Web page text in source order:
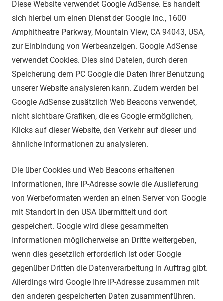
Diese Website verwendet Google AdSense. Es handelt
sich hierbei um einen Dienst der Google Inc., 1600
Amphitheatre Parkway, Mountain View, CA 94043, USA,
zur Einbindung von Werbeanzeigen. Google AdSense
verwendet Cookies. Dies sind Dateien, durch deren
Speicherung dem PC Google die Daten Ihrer Benutzung
unserer Website analysieren kann. Zudem werden bei
Google AdSense zusätzlich Web Beacons verwendet,
nicht sichtbare Grafiken, die es Google ermöglichen,
Klicks auf dieser Website, den Verkehr auf dieser und
ähnliche Informationen zu analysieren.
Die über Cookies und Web Beacons erhaltenen
Informationen, Ihre IP-Adresse sowie die Auslieferung
von Werbeformaten werden an einen Server von Google
mit Standort in den USA übermittelt und dort
gespeichert. Google wird diese gesammelten
Informationen möglicherweise an Dritte weitergeben,
wenn dies gesetzlich erforderlich ist oder Google
gegenüber Dritten die Datenverarbeitung in Auftrag gibt.
Allerdings wird Google Ihre IP-Adresse zusammen mit
den anderen gespeicherten Daten zusammenführen.